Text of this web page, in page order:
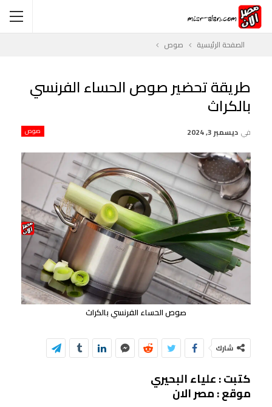
الصفحة الرئيسية صوص
طريقة تحضير صوص الحساء الفرنسي
بالكراث
صوص في ديسمبر 3, 2024
صوص الحساء الفرنسي بالكراث
شارك
كتبت : علياء البحيري
موقع : مصر الان